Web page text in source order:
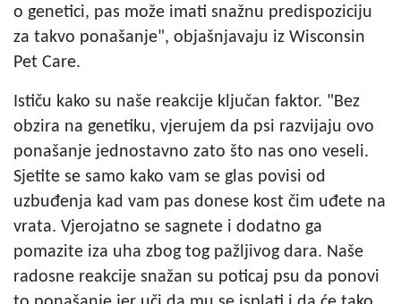
o genetici, pas može imati snažnu predispoziciju
za takvo ponašanje", objašnjavaju iz Wisconsin
Pet Care.
Ističu kako su naše reakcije ključan faktor. "Bez
obzira na genetiku, vjerujem da psi razvijaju ovo
ponašanje jednostavno zato što nas ono veseli.
Sjetite se samo kako vam se glas povisi od
uzbuđenja kad vam pas donese kost čim uđete na
vrata. Vjerojatno se sagnete i dodatno ga
pomazite iza uha zbog tog pažljivog dara. Naše
radosne reakcije snažan su poticaj psu da ponovi